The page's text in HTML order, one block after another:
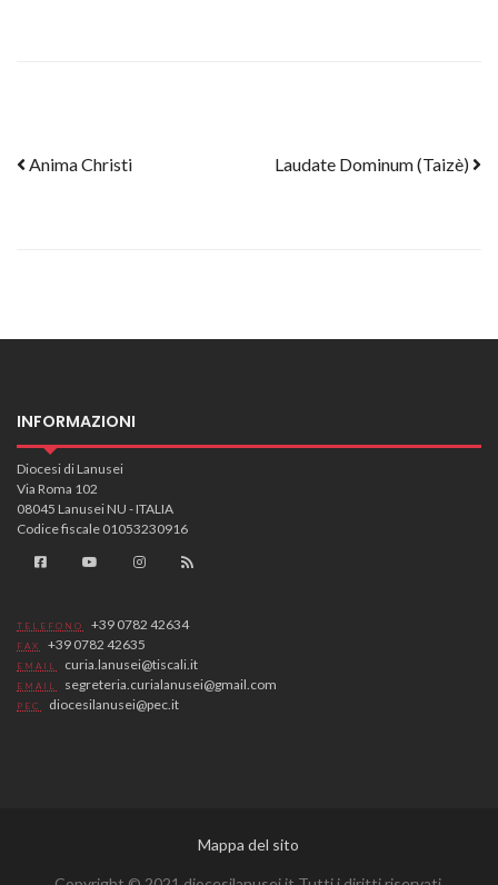
Post navigation
Anima Christi Laudate Dominum (Taizè)
INFORMAZIONI
Diocesi di Lanusei
Via Roma 102
08045 Lanusei NU - ITALIA
Codice fiscale 01053230916
TELEFONO +39 0782 42634
FAX +39 0782 42635
EMAIL curia.lanusei@tiscali.it
EMAIL segreteria.curialanusei@gmail.com
PEC diocesilanusei@pec.it
Mappa del sito